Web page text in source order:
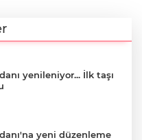
yenileniyor... İlk taşı
yeni düzenleme